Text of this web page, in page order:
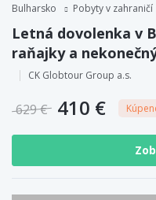
Bulharsko Pobyty v zahraničí
Letná dovolenka v
raňajky a
CK Globtour Group a.s.
629 € 410 €